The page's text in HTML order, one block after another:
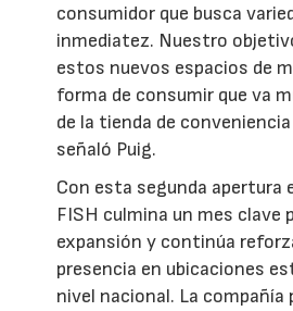
consumidor que busca
inmediatez. Nuestro
estos nuevos espacios de
forma de consumir que va
de la tienda de
señaló Puig.
Con esta segunda apertura
FISH culmina un mes clave
expansión y continúa
presencia en ubicaciones
nivel nacional. La compañía